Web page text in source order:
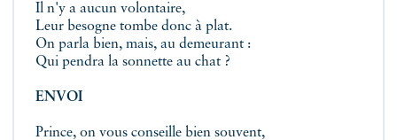
Il n'y a aucun volontaire,
Leur besogne tombe donc à plat.
On parla bien, mais, au demeurant :
Qui pendra la sonnette au chat ?
ENVOI
Prince, on vous conseille bien souvent,